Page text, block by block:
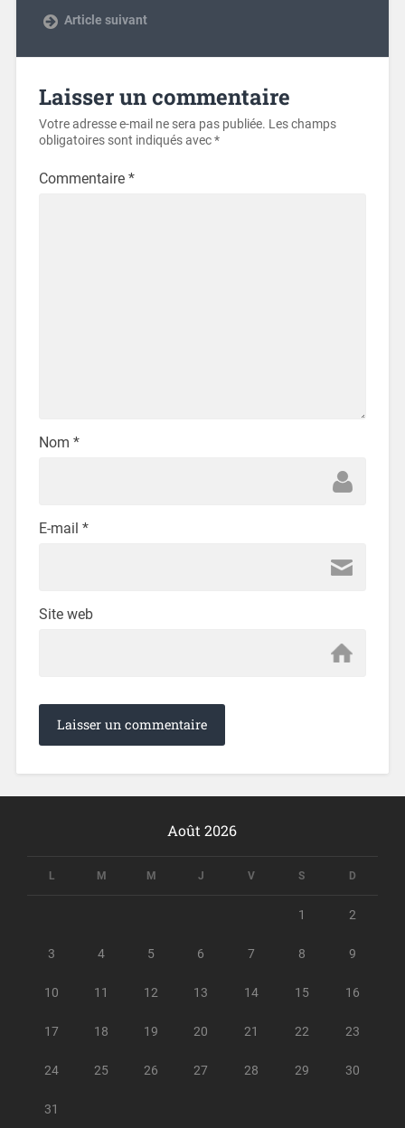
Article suivant
Laisser un commentaire
Votre adresse e-mail ne sera pas publiée. Les champs
obligatoires sont indiqués avec*
Commentaire *
Nom *
E-mail *
Site web
Août 2026
L M M J V S D
1 2
3 4 5 6 7 8 9
10 11 12 13 14 15 16
17 18 19 20 21 22 23
24 25 26 27 28 29 30
31